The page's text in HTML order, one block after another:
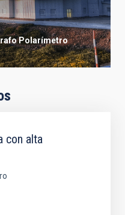
Polarímetro
con alta